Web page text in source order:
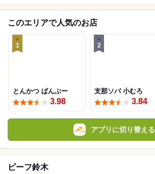
このエリアで人気のお店
1
とんかつ ばんぶー
3.98
2
支那ソバ 小むろ
3.84
アプリに切り替える
ビーフ鈴木